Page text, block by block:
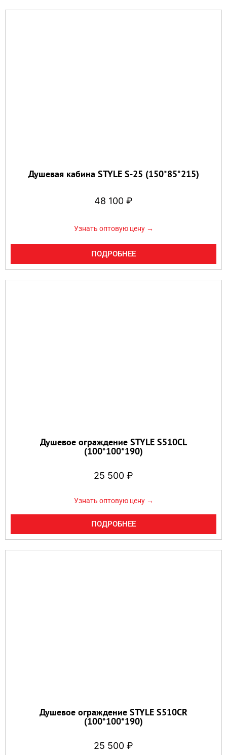
Душевая кабина STYLE S-25 (150*85*215)
48 100 ₽
Узнать оптовую цену →
ПОДРОБНЕЕ
Душевое ограждение STYLE S510CL
(100*100*190)
25 500 ₽
Узнать оптовую цену →
ПОДРОБНЕЕ
Душевое ограждение STYLE S510CR
(100*100*190)
25 500 ₽